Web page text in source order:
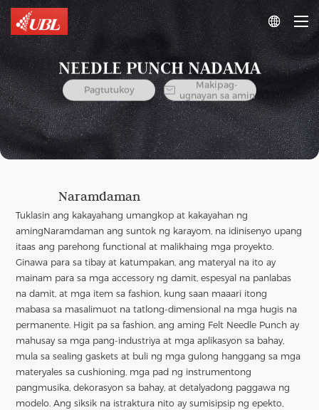

NEEDLE PUNCH NADAMA
Pagtutukoy 
Makipag-
ugnayan sa amin
Naramdaman
Tuklasin ang kakayahang umangkop at kakayahan ng
amingNaramdaman ang suntok ng karayom, na idinisenyo upang
itaas ang parehong functional at malikhaing mga proyekto.
Ginawa para sa tibay at katumpakan, ang materyal na ito ay
mainam para sa mga accessory ng damit, espesyal na panlabas
na damit, at mga item sa fashion, kung saan maaari itong
mabasa sa masalimuot na tatlong-dimensional na mga hugis na
permanente. Higit pa sa fashion, ang aming Felt Needle Punch ay
mahusay sa mga pang-industriya at mga aplikasyon sa bahay,
mula sa sealing gaskets at buli ng mga gulong hanggang sa mga
materyales sa cushioning, mga pad ng instrumentong
pangmusika, dekorasyon sa bahay, at detalyadong paggawa ng
modelo. Ang siksik na istraktura nito ay sumisipsip ng epekto,